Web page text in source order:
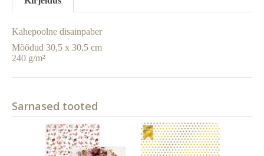
Kahepoolne disainpaber
Mõõdud 30,5 x 30,5 cm
240 g/m²
Sarnased tooted